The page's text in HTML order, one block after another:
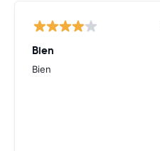
Bien
Bien